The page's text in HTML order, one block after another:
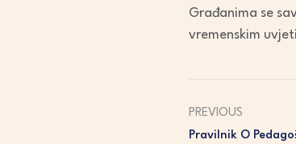
Građanima se
vremenskim
PREVIOUS
Pravilnik O